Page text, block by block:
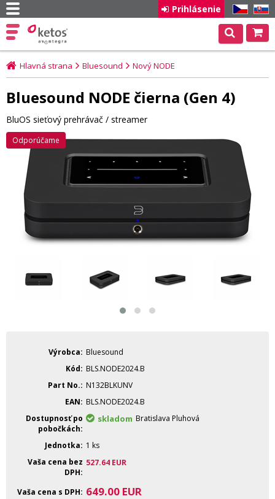
CZ SK
Prihlásenie
Hlavná strana Bluesound Nový NODE
Bluesound NODE čierna (Gen 4)
BluOS sieťový prehrávač / streamer
Odporúčame
Výrobca
Bluesound
Kód
BLS.NODE2024.B
Part No.
N132BLKUNV
EAN
BLS.NODE2024.B
Dostupnosť po
pobočkách
skladom Bratislava Pluhová
Jednotka
1 ks
Vaša cena bez
DPH
527.64 EUR
Vaša cena s DPH 649.00 EUR